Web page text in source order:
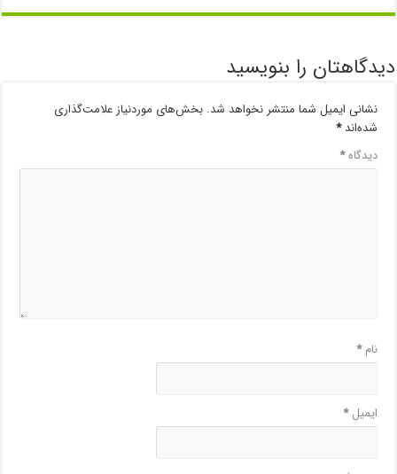
دیدگاهتان را بنویسید
نشانی ایمیل شما منتشر نخواهد شد. بخش‌های موردنیاز علامت‌گذاری
شده‌اند*
دیدگاه*
نام*
ایمیل*